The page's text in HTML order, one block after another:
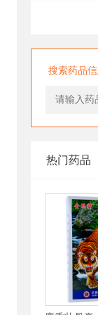
搜索药品
热门药品